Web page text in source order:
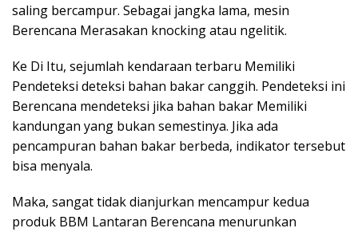
saling bercampur. Sebagai jangka lama, mesin
Berencana Merasakan knocking atau ngelitik.
Ke Di Itu, sejumlah kendaraan terbaru Memiliki
Pendeteksi deteksi bahan bakar canggih. Pendeteksi ini
Berencana mendeteksi jika bahan bakar Memiliki
kandungan yang bukan semestinya. Jika ada
pencampuran bahan bakar berbeda, indikator tersebut
bisa menyala.
Maka, sangat tidak dianjurkan mencampur kedua
produk BBM Lantaran Berencana menurunkan